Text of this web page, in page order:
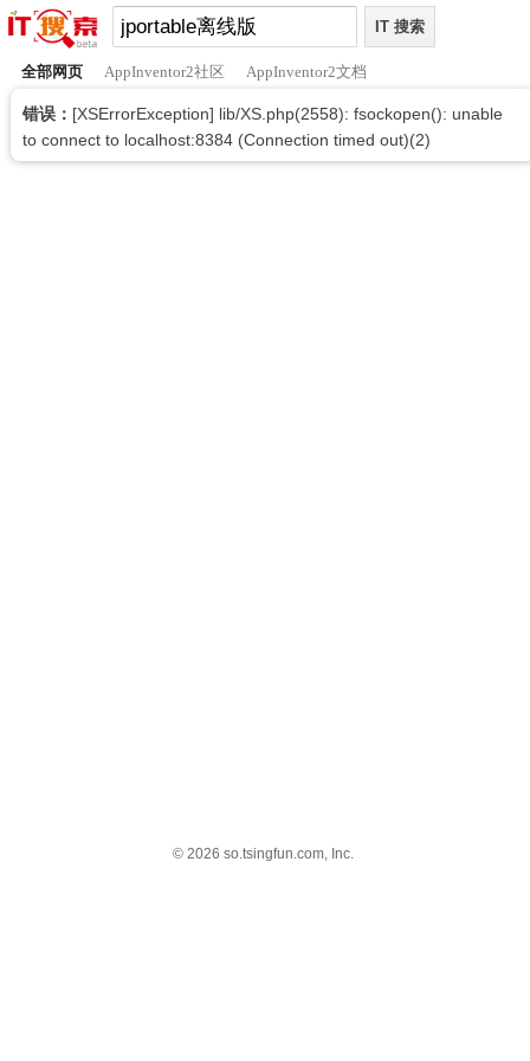
全部网页 AppInventor2社区 AppInventor2文档
错误： [XSErrorException] lib/XS.php(2558): fsockopen(): unable
to connect to localhost:8384 (Connection timed out)(2)
© 2026 so.tsingfun.com, Inc.